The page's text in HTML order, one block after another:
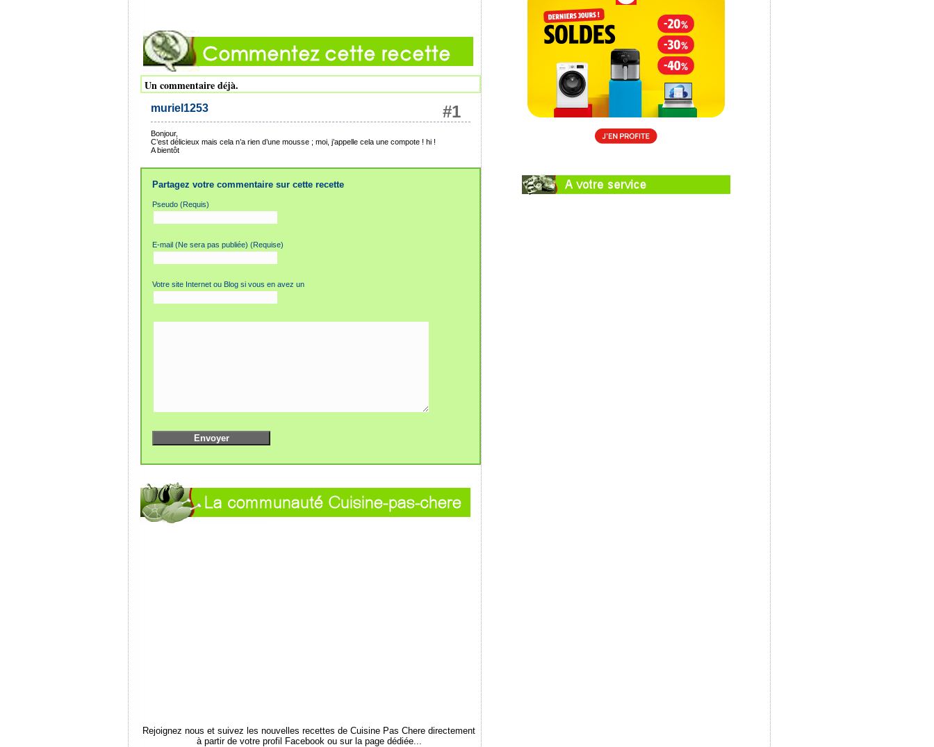
Un commentaire déjà.
muriel1253 #1
Bonjour,
C’est délicieux mais cela n’a rien d’une mousse ; moi, j’appelle cela une compote ! hi !
A bientôt
Partagez votre commentaire sur cette recette
Pseudo (Requis)
E-mail (Ne sera pas publiée) (Requise)
Votre site Internet ou Blog si vous en avez un
Rejoignez nous et suivez les nouvelles recettes de Cuisine Pas Chere directement
à partir de votre profil Facebook ou sur la page dédiée...